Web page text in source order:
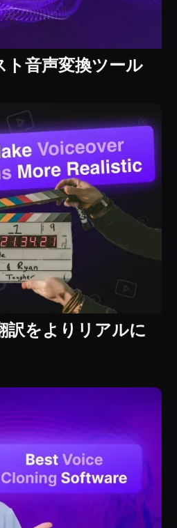
ト音声変換ツール
訳をよりリアルに